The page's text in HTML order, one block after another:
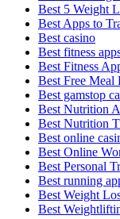
Best 5 Weight
Best Apps to
Best casino
Best fitness
Best Fitness
Best Free Meal
Best gamstop
Best Nutrition
Best Nutrition
Best online
Best Online
Best Personal
Best running
Best Weight
Best